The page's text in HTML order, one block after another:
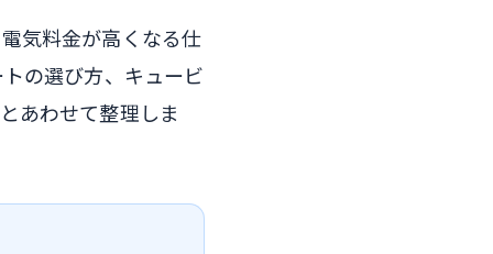
気料金が高くなる仕
の選び方、キュービ
あわせて整理しま